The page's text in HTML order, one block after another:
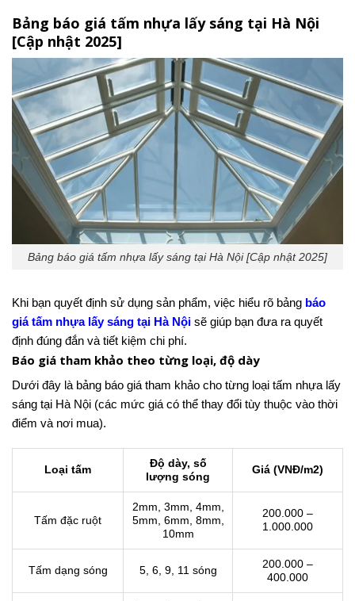
Bảng báo giá tấm nhựa lấy sáng tại Hà Nội
[Cập nhật 2025]
Bảng báo giá tấm nhựa lấy sáng tại Hà Nội [Cập nhật 2025]
Khi bạn quyết định sử dụng sản phẩm, việc hiểu rõ bảng báo
giá tấm nhựa lấy sáng tại Hà Nội sẽ giúp bạn đưa ra quyết
định đúng đắn và tiết kiệm chi phí.
Báo giá tham khảo theo từng loại, độ dày
Dưới đây là bảng báo giá tham khảo cho từng loại tấm nhựa lấy
sáng tại Hà Nội (các mức giá có thể thay đổi tùy thuộc vào thời
điểm và nơi mua).
Loại tấm
Độ dày, số
lượng sóng
Giá (VNĐ/m2)
Tấm đặc ruột
2mm, 3mm, 4mm,
5mm, 6mm, 8mm,
10mm
200.000 –
1.000.000
Tấm dạng sóng 5, 6, 9, 11 sóng
200.000 –
400.000